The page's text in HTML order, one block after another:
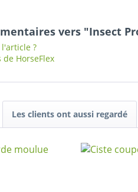
vers "Insect
?
HorseFlex
Les clients ont aussi regardé